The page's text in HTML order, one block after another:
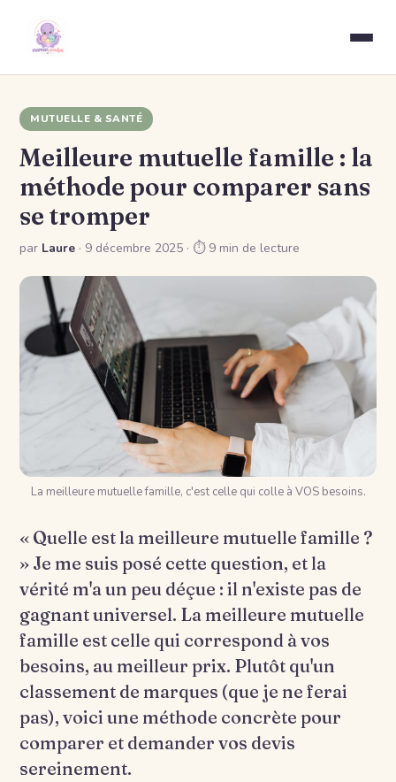
MUTUELLE & SANTÉ
Meilleure mutuelle famille : la
méthode pour comparer sans
se tromper
par Laure · 9 décembre 2025 · ⏱ 9 min de lecture
La meilleure mutuelle famille, c'est celle qui colle à VOS besoins.
« Quelle est la meilleure mutuelle famille ?
» Je me suis posé cette question, et la
vérité m'a un peu déçue : il n'existe pas de
gagnant universel. La meilleure mutuelle
famille est celle qui correspond à vos
besoins, au meilleur prix. Plutôt qu'un
classement de marques (que je ne ferai
pas), voici une méthode concrète pour
comparer et demander vos devis
sereinement.